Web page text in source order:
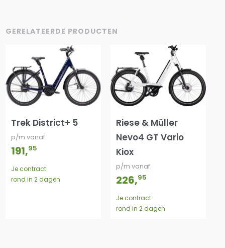
GERELATEERDE PRODUCTEN
Trek District+ 5
p/m vanaf
191,95
Je contract
rond in 2 dagen
Riese & Müller
Nevo4 GT Vario
Kiox
p/m vanaf
226,95
Je contract
rond in 2 dagen